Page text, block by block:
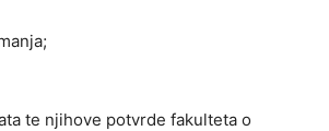
te njihove potvrde fakulteta o